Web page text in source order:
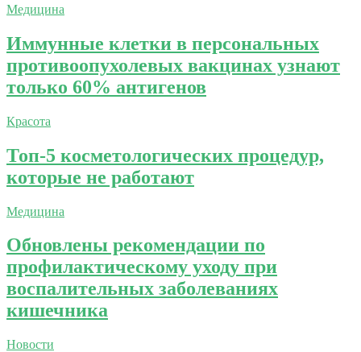
Медицина
Иммунные клетки в персональных
противоопухолевых вакцинах узнают
только 60% антигенов
Красота
Топ-5 косметологических процедур,
которые не работают
Медицина
Обновлены рекомендации по
профилактическому уходу при
воспалительных заболеваниях
кишечника
Новости